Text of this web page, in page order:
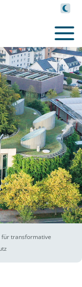
für transformative